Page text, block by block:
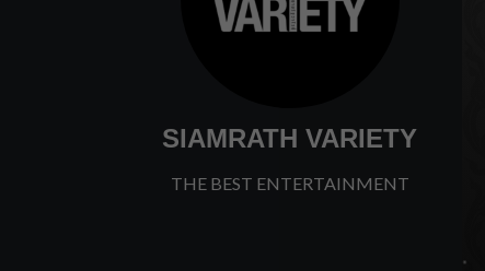
SIAMRATH VARIETY
THE BEST ENTERTAINMENT